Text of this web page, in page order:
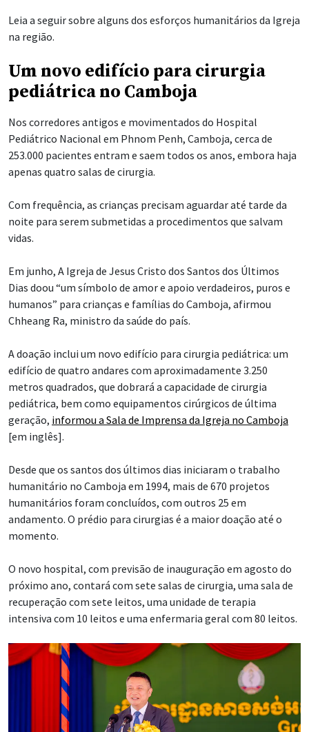
Leia a seguir sobre alguns dos esforços humanitários da Igreja
na região.
Um novo edifício para cirurgia
pediátrica no Camboja
Nos corredores antigos e movimentados do Hospital
Pediátrico Nacional em Phnom Penh, Camboja, cerca de
253.000 pacientes entram e saem todos os anos, embora haja
apenas quatro salas de cirurgia.
Com frequência, as crianças precisam aguardar até tarde da
noite para serem submetidas a procedimentos que salvam
vidas.
Em junho, A Igreja de Jesus Cristo dos Santos dos Últimos
Dias doou “um símbolo de amor e apoio verdadeiros, puros e
humanos” para crianças e famílias do Camboja, afirmou
Chheang Ra, ministro da saúde do país.
A doação inclui um novo edifício para cirurgia pediátrica: um
edifício de quatro andares com aproximadamente 3.250
metros quadrados, que dobrará a capacidade de cirurgia
pediátrica, bem como equipamentos cirúrgicos de última
geração, informou a Sala de Imprensa da Igreja no Camboja
[em inglês].
Desde que os santos dos últimos dias iniciaram o trabalho
humanitário no Camboja em 1994, mais de 670 projetos
humanitários foram concluídos, com outros 25 em
andamento. O prédio para cirurgias é a maior doação até o
momento.
O novo hospital, com previsão de inauguração em agosto do
próximo ano, contará com sete salas de cirurgia, uma sala de
recuperação com sete leitos, uma unidade de terapia
intensiva com 10 leitos e uma enfermaria geral com 80 leitos.